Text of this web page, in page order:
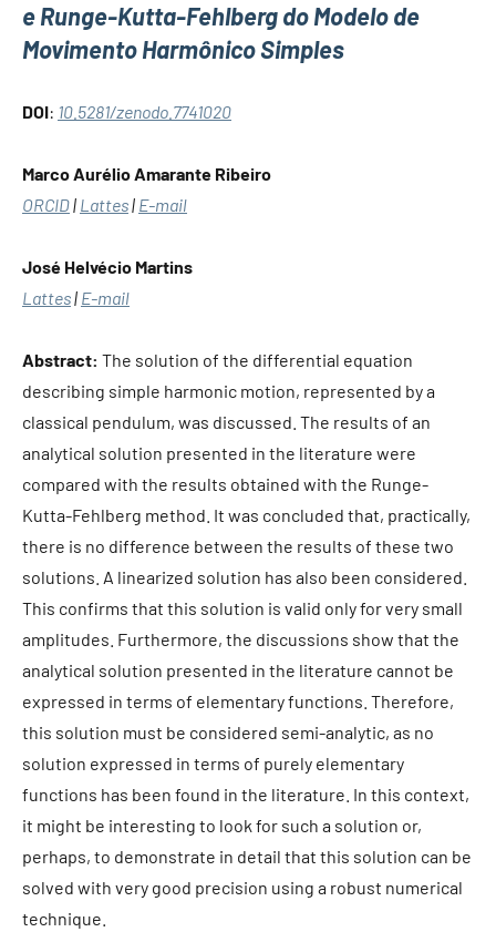
e Runge-Kutta-Fehlberg do Modelo de
Movimento Harmônico Simples
DOI: 10.5281/zenodo.7741020
Marco Aurélio Amarante Ribeiro
ORCID| Lattes| E-mail
José Helvécio Martins
Lattes| E-mail
Abstract: The solution of the differential equation
describing simple harmonic motion, represented by a
classical pendulum, was discussed. The results of an
analytical solution presented in the literature were
compared with the results obtained with the Runge-
Kutta-Fehlberg method. It was concluded that, practically,
there is no difference between the results of these two
solutions. A linearized solution has also been considered.
This confirms that this solution is valid only for very small
amplitudes. Furthermore, the discussions show that the
analytical solution presented in the literature cannot be
expressed in terms of elementary functions. Therefore,
this solution must be considered semi-analytic, as no
solution expressed in terms of purely elementary
functions has been found in the literature. In this context,
it might be interesting to look for such a solution or,
perhaps, to demonstrate in detail that this solution can be
solved with very good precision using a robust numerical
technique.